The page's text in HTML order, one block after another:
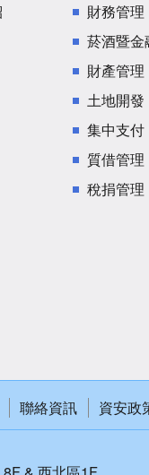
財務管理
菸酒暨金
財產管理
土地開發
集中支付
質借管理
稅捐管理
聯絡資訊 資安政